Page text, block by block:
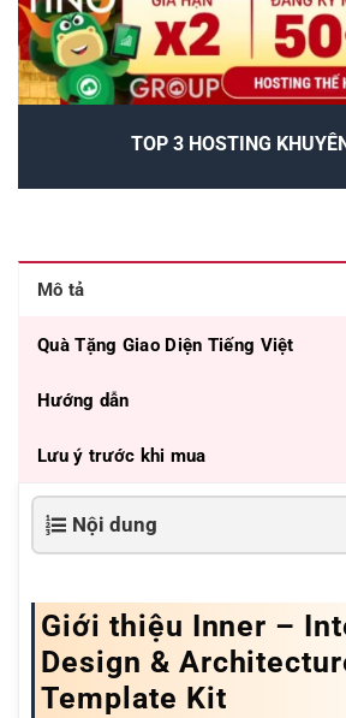
TOP 3 HOSTING
Mô tả
Quà Tặng Giao Diện Tiếng Việt
Hướng dẫn
Lưu ý trước khi mua
Nội dung
Giới thiệu Inner –
Design &
Template Kit